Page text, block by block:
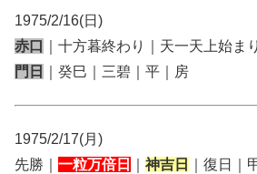
1975/2/16(日)
赤口
｜十方暮終わり｜天一天上始ま
門日
｜癸巳｜三碧｜平｜房
1975/2/17(月)
先勝｜ 一粒万倍日 神吉日 ｜復日｜